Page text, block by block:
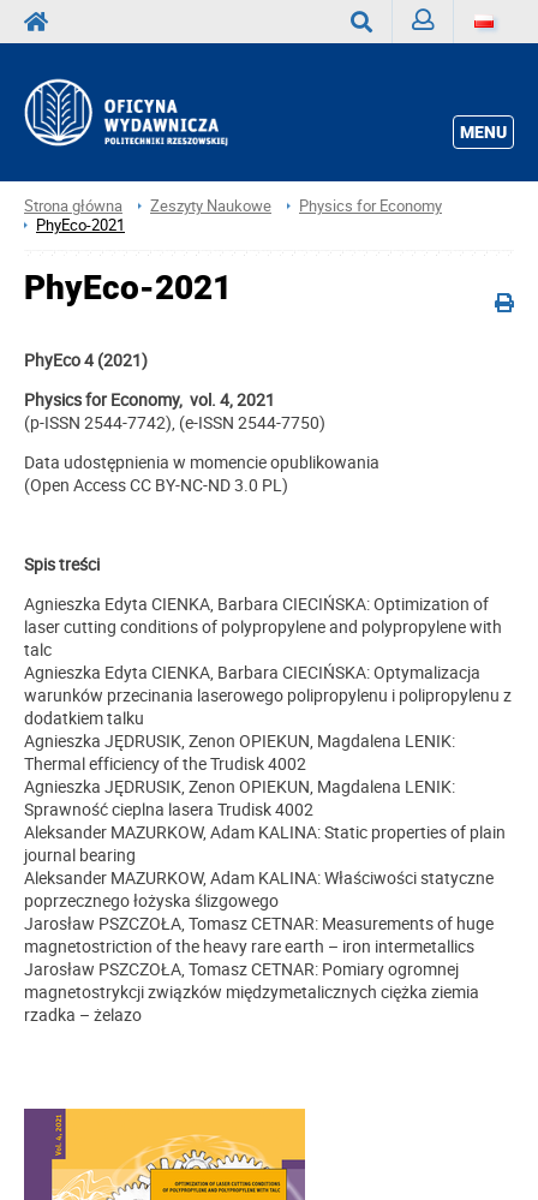
MENU
Strona główna Zeszyty Naukowe
Physics for Economy
PhyEco-2021
PhyEco-2021
PhyEco 4 (2021)
Physics for Economy, vol. 4, 2021
(p-ISSN 2544-7742), (e-ISSN 2544-7750)
Data udostępnienia w momencie opublikowania
(Open Access CC BY-NC-ND 3.0 PL)
Spis treści
Agnieszka Edyta CIENKA, Barbara CIECIŃSKA: Optimization of
laser cutting conditions of polypropylene and polypropylene with
talc
Agnieszka Edyta CIENKA, Barbara CIECIŃSKA: Optymalizacja
warunków przecinania laserowego polipropylenu i polipropylenu z
dodatkiem talku
Agnieszka JĘDRUSIK, Zenon OPIEKUN, Magdalena LENIK:
Thermal efficiency of the Trudisk 4002
Agnieszka JĘDRUSIK, Zenon OPIEKUN, Magdalena LENIK:
Sprawność cieplna lasera Trudisk 4002
Aleksander MAZURKOW, Adam KALINA: Static properties of plain
journal bearing
Aleksander MAZURKOW, Adam KALINA: Właściwości statyczne
poprzecznego łożyska ślizgowego
Jarosław PSZCZOŁA, Tomasz CETNAR: Measurements of huge
magnetostriction of the heavy rare earth – iron intermetallics
Jarosław PSZCZOŁA, Tomasz CETNAR: Pomiary ogromnej
magnetostrykcji związków międzymetalicznych ciężka ziemia
rzadka – żelazo